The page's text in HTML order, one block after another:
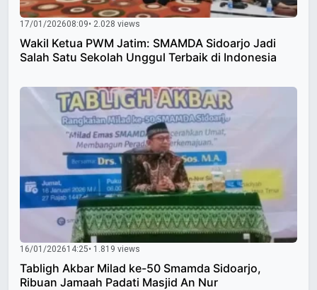
17/01/202608:09• 2.028 views
Wakil Ketua PWM Jatim: SMAMDA Sidoarjo Jadi
Salah Satu Sekolah Unggul Terbaik di Indonesia
16/01/202614:25• 1.819 views
Tabligh Akbar Milad ke-50 Smamda Sidoarjo,
Ribuan Jamaah Padati Masjid An Nur